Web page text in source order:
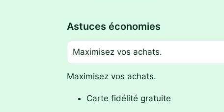
Astuces économies
Maximisez vos achats.
Maximisez vos achats.
Carte fidélité gratuite